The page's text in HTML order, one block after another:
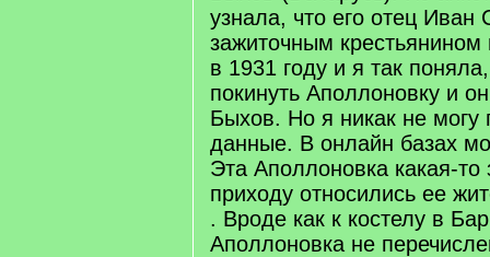
узнала, что его отец Иван
зажиточным крестьянином
в 1931 году и я так
покинуть Аполлоновку и
Быхов. Но я никак не могу
данные. В онлайн базах
Эта Аполлоновка какая-то
приходу относились ее
. Вроде как к костелу в
Аполлоновка не